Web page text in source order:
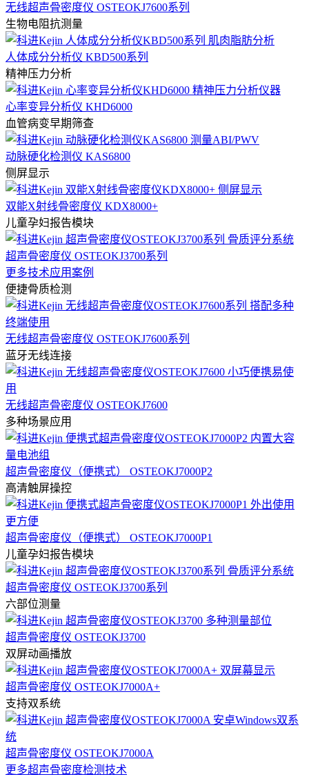
无线超声骨密度仪 OSTEOKJ7600系列
生物电阻抗测量
人体成分分析仪 KBD500系列
精神压力分析
心率变异分析仪 KHD6000
血管病变早期筛查
动脉硬化检测仪 KAS6800
侧屏显示
双能X射线骨密度仪 KDX8000+
儿童孕妇报告模块
超声骨密度仪 OSTEOKJ3700系列
更多技术应用案例
便捷骨质检测
无线超声骨密度仪 OSTEOKJ7600系列
蓝牙无线连接
无线超声骨密度仪 OSTEOKJ7600
多种场景应用
超声骨密度仪（便携式） OSTEOKJ7000P2
高清触屏操控
超声骨密度仪（便携式） OSTEOKJ7000P1
儿童孕妇报告模块
超声骨密度仪 OSTEOKJ3700系列
六部位测量
超声骨密度仪 OSTEOKJ3700
双屏动画播放
超声骨密度仪 OSTEOKJ7000A+
支持双系统
超声骨密度仪 OSTEOKJ7000A
更多超声骨密度检测技术